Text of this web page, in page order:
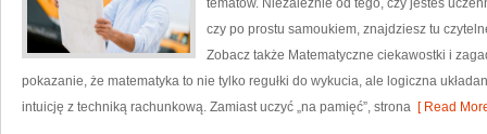
tematów. Niezależnie od tego, czy jesteś
czy po prostu samoukiem, znajdziesz tu
Zobacz także Matematyczne ciekawostki i
pokazanie, że matematyka to nie tylko regułki do wykucia, ale logiczna
intuicję z techniką rachunkową. Zamiast uczyć „na pamięć”, strona [ Read